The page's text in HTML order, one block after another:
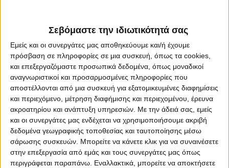
Σεβόμαστε την ιδιωτικότητά σας
Εμείς και οι συνεργάτες μας αποθηκεύουμε και/ή έχουμε
πρόσβαση σε πληροφορίες σε μια συσκευή, όπως τα cookies,
και επεξεργαζόμαστε προσωπικά δεδομένα, όπως μοναδικοί
αναγνωριστικοί και προσαρμοσμένες πληροφορίες που
αποστέλλονται από μια συσκευή για εξατομικευμένες διαφημίσεις
και περιεχόμενο, μέτρηση διαφήμισης και περιεχομένου, έρευνα
ακροατηρίου και ανάπτυξη υπηρεσιών. Με την άδειά σας, εμείς
και οι συνεργάτες μας ενδέχεται να χρησιμοποιήσουμε ακριβή
δεδομένα γεωγραφικής τοποθεσίας και ταυτοποίησης μέσω
σάρωσης συσκευών. Μπορείτε να κάνετε κλικ για να συναινέσετε
στην επεξεργασία από εμάς και τους συνεργάτες μας όπως
περιγράφεται παραπάνω. Εναλλακτικά, μπορείτε να αποκτήσετε
About Offradio Business Class Terms & Conditions
Privacy Policy
Designed & developed byporcupine colors&Fotis Alexandrou